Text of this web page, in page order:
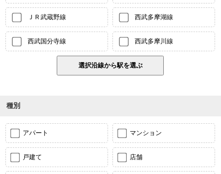
ＪＲ武蔵野線 西武多摩湖線
西武国分寺線 西武多摩川線
種別
アパート マンション
戸建て 店舗